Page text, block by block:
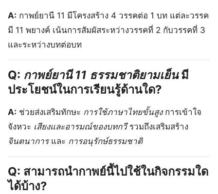
A: กาพย์ยานี 11 มีโครงสร้าง 4 วรรคต่อ 1 บท แต่ละวรรค
มี 11 พยางค์ เน้นการสัมผัสระหว่างวรรคที่ 2 กับวรรคที่ 3
และระหว่างบทต่อบท
Q: กาพย์ยานี 11 ธรรมชาติยามเย็นมี
ประโยชน์ในการเรียนรู้ด้านใด?
A: ช่วยส่งเสริมทักษะ การใช้ภาษาไทยขั้นสูงการเข้าใจ
จังหวะ เสียงและอารมณ์ของบทกวีรวมถึงเสริมสร้าง
จินตนาการและ การอนุรักษ์ธรรมชาติ
Q: สามารถนำกาพย์นี้ไปใช้ในกิจกรรมใด
ได้บ้าง?